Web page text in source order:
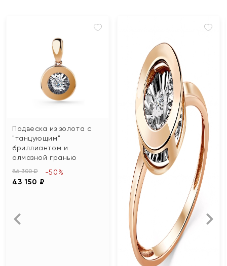
Подвеска из золота с
"танцующим"
бриллиантом и
алмазной гранью
86 300 ₽
43 150 ₽
-50%